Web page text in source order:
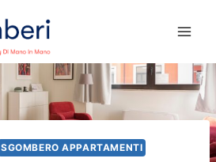
SGOMBERO APPARTAMENTI